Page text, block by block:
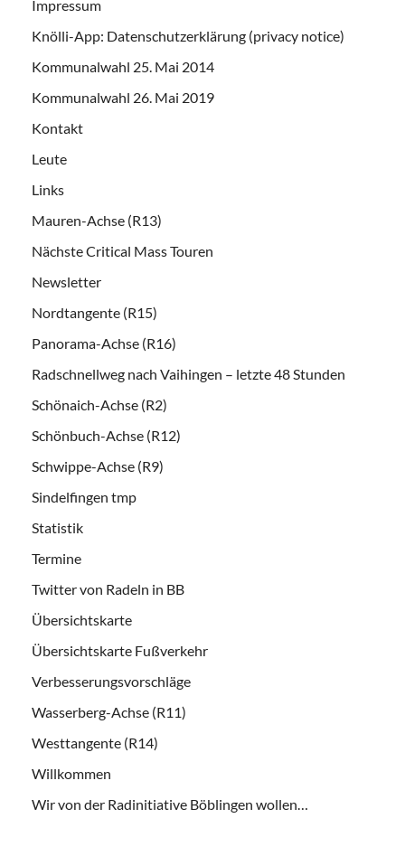
Impressum
Knölli-App: Datenschutzerklärung (privacy notice)
Kommunalwahl 25. Mai 2014
Kommunalwahl 26. Mai 2019
Kontakt
Leute
Links
Mauren-Achse (R13)
Nächste Critical Mass Touren
Newsletter
Nordtangente (R15)
Panorama-Achse (R16)
Radschnellweg nach Vaihingen – letzte 48 Stunden
Schönaich-Achse (R2)
Schönbuch-Achse (R12)
Schwippe-Achse (R9)
Sindelfingen tmp
Statistik
Termine
Twitter von Radeln in BB
Übersichtskarte
Übersichtskarte Fußverkehr
Verbesserungsvorschläge
Wasserberg-Achse (R11)
Westtangente (R14)
Willkommen
Wir von der Radinitiative Böblingen wollen…